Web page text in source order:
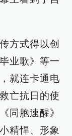
方式得以创
业歌》等一
就连卡通电
亡抗日的使
同胞速醒》
精悍、形象